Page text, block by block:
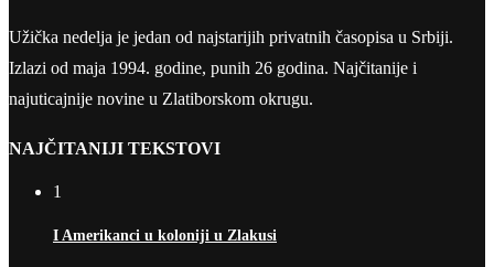
Užička nedelja je jedan od najstarijih privatnih časopisa u Srbiji.
Izlazi od maja 1994. godine, punih 26 godina. Najčitanije i
najuticajnije novine u Zlatiborskom okrugu.
NAJČITANIJI TEKSTOVI
1
I Amerikanci u koloniji u Zlakusi